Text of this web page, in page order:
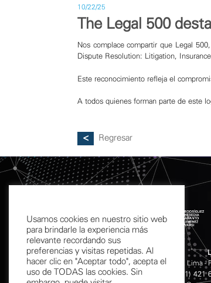
10/22/25
The Legal 500
Nos complace compartir que Legal
Dispute Resolution: Litigation,
Este reconocimiento refleja el
A todos quienes forman parte de este
Regresar
Calle Chinchón 601 - 611 San Isidro, Lima -
Teléfonos:(511) 421 4141 (511) 421
Usamos cookies en nuestro sitio web
para brindarle la experiencia más
relevante recordando sus
preferencias y visitas repetidas. Al
hacer clic en "Aceptar todo", acepta el
uso de TODAS las cookies. Sin